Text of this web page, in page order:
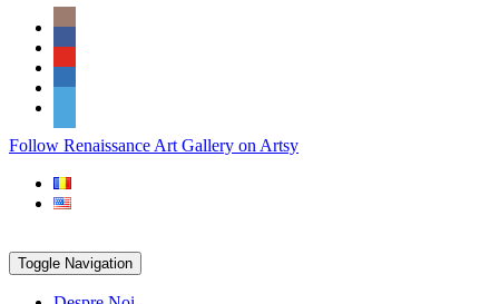
Skip
content
Social
Icons
PARTENER
Follow Renaissance Art Gallery on Artsy
Toggle Navigation